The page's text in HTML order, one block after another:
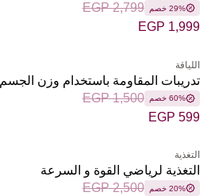
29% خصم
EGP 2,799
EGP 1,999
اللياقة
تدريبات المقاومة باستخدام وزن الجسم TRX
60% خصم
EGP 1,500
EGP 599
التغذية
التغذية لرياضي القوة و السرعة
20% خصم
EGP 2,500